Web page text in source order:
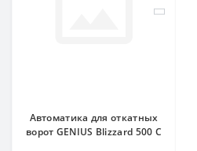
Автоматика для откатных
ворот GENIUS Blizzard 500 C